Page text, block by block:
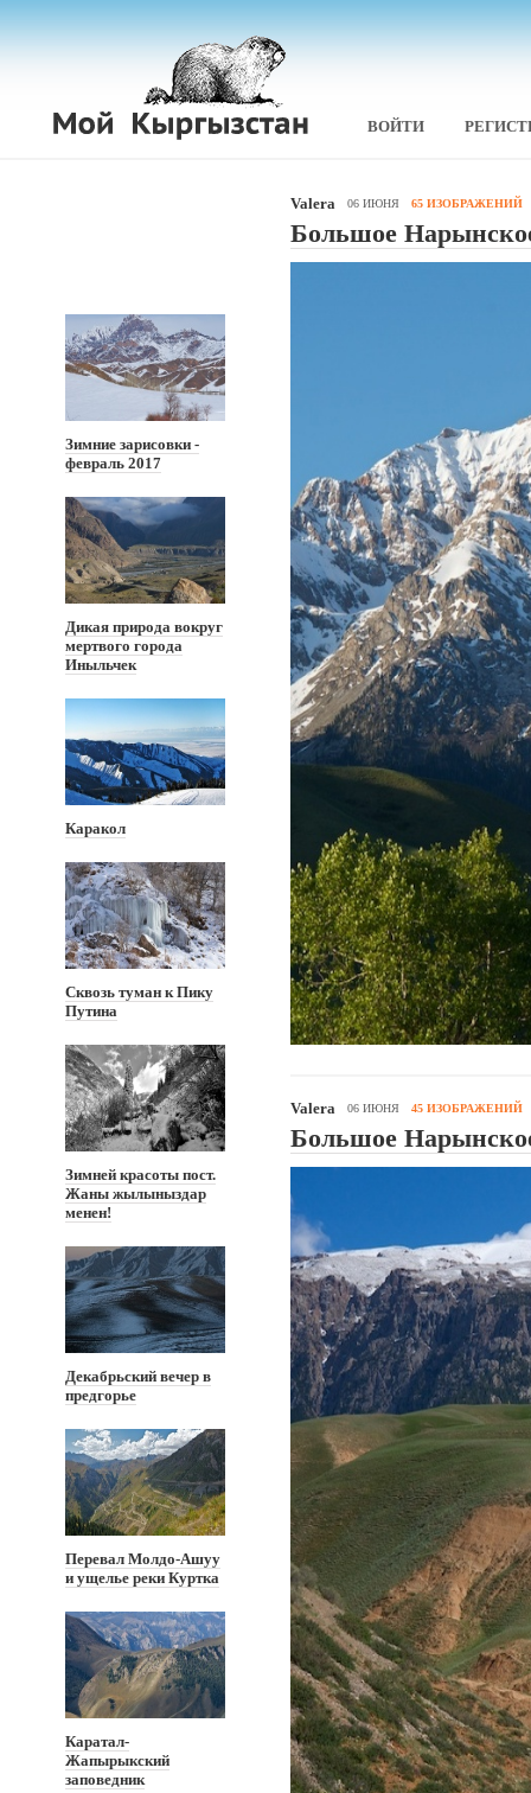
ВОЙТИ
Зимние зарисовки -
февраль 2017
Дикая природа вокруг
мертвого города
Иныльчек
Каракол
Сквозь туман к Пику
Путина
Зимней красоты пост.
Жаны жылыныздар
менен!
Декабрьский вечер в
предгорье
Перевал Молдо-Ашуу
и ущелье реки Куртка
Каратал-
Жапырыкский
заповедник
Valera 06 ИЮНЯ 65 ИЗОБРАЖЕНИЙ
Большое
Valera 06 ИЮНЯ 45 ИЗОБРАЖЕНИЙ
Большое